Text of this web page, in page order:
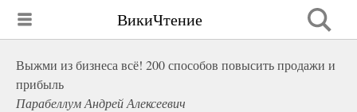
ВикиЧтение
Выжми из бизнеса всё! 200 способов повысить продажи и
прибыль
Парабеллум Андрей Алексеевич